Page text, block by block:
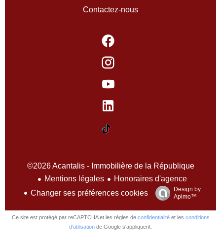
Contactez-nous
©2026 Acantalis - Immobilière de la République
Mentions légales
Honoraires d'agence
Changer ses préférences cookies
Design by
Apimo™
Ce site est protégé par reCAPTCHA et les règles de confidentialitéet les conditions
d'utilisation de Google s'appliquent.